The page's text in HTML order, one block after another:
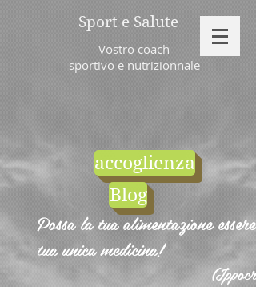
Sport e Salute
Vostro coach
sportivo e nutrizionnale
accoglienza
Blog
Possa la tua alimentazione essere
tua unica medicina!